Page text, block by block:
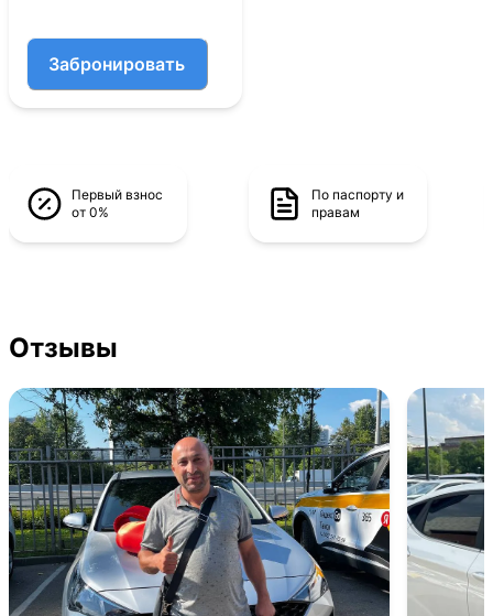
Забронировать
Первый взнос
от 0%
По паспорту и
правам
Отзывы